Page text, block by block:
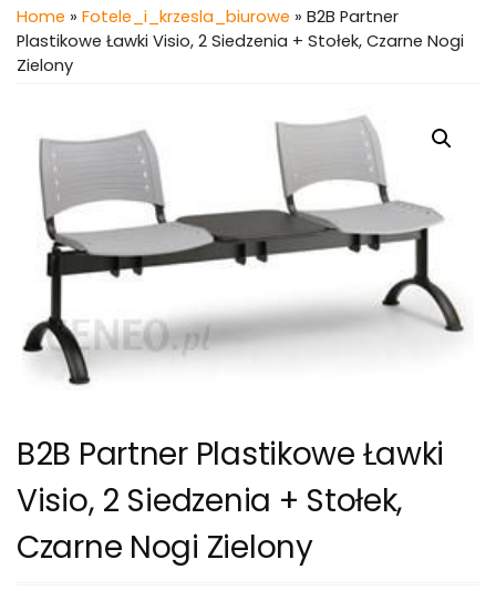
Home » Fotele_i_krzesla_biurowe » B2B Partner
Plastikowe Ławki Visio, 2 Siedzenia + Stołek, Czarne Nogi
Zielony
B2B Partner Plastikowe Ławki
Visio, 2 Siedzenia + Stołek,
Czarne Nogi Zielony